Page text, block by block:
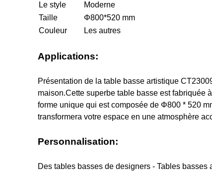
Le style
Moderne
Taille
Φ800*520 mm
Couleur
Les autres
Applications:
Présentation de la table basse artistique
maison.Cette superbe table basse est fabriquée
forme unique qui est composée de Φ800 * 520
transformera votre espace en une atmosphère
Personnalisation:
Des tables basses de designers - Tables basses